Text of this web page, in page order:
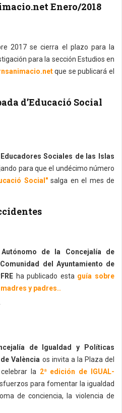
Enero/2018
2017 se cierra el plazo para la
para la sección Estudios en
que se publicará el
d’Educació Social
Sociales de las Islas
para que el undécimo número
Social" salga en el mes de
de la Concejalía de
del Ayuntamiento de
ha publicado esta guía sobre
y padres..
de Igualdad y Políticas
València os invita a la Plaza del
la 2ª edición de IGUAL-
para fomentar la igualdad
de conciencia, la violencia de